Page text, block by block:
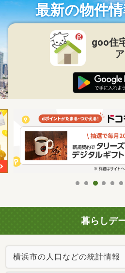
最新の物件
goo住
暮らしデ
横浜市の人口などの統計情報